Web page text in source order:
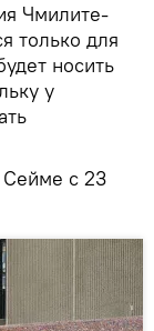
Чмилите-
только для
носить
у
Сейме с 23